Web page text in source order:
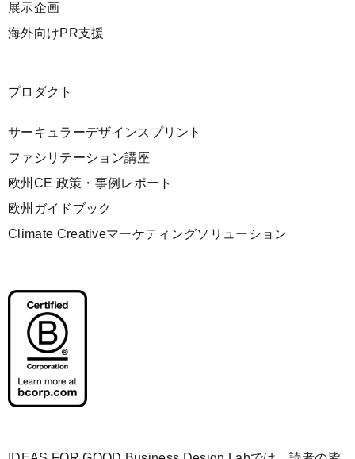
展示企画
海外向けPR支援
プロダクト
サーキュラーデザインスプリント
ファシリテーション講座
欧州CE 政策・事例レポート
欧州ガイドブック
Climate Creativeマーケティングソリューション